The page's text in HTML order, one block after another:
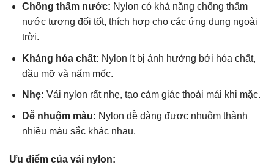
Chống thấm nước: Nylon có khả năng chống thấm
nước tương đối tốt, thích hợp cho các ứng dụng ngoài
trời.
Kháng hóa chất: Nylon ít bị ảnh hưởng bởi hóa chất,
dầu mỡ và nấm mốc.
Nhẹ: Vải nylon rất nhẹ, tạo cảm giác thoải mái khi mặc.
Dễ nhuộm màu: Nylon dễ dàng được nhuộm thành
nhiều màu sắc khác nhau.
Ưu điểm của vải nylon: